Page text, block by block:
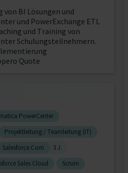
von BI Lösungen und
und PowerExchange ETL
und Training von
Schulungsteilnehmern.
Quote
PowerCenter
Projektleitung / Teamleitung (IT)
Salesforce.Com
3 J.
Sales Cloud
Scrum